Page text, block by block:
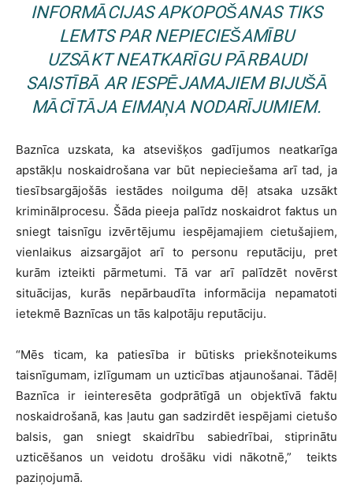
INFORMĀCIJAS APKOPOŠANAS TIKS
LEMTS PAR NEPIECIEŠAMĪBU
UZSĀKT NEATKARĪGU PĀRBAUDI
SAISTĪBĀ AR IESPĒJAMAJIEM BIJUŠĀ
MĀCĪTĀJA EIMAŅA NODARĪJUMIEM.
Baznīca uzskata, ka atsevišķos gadījumos neatkarīga
apstākļu noskaidrošana var būt nepieciešama arī tad, ja
tiesībsargājošās iestādes noilguma dēļ atsaka uzsākt
kriminālprocesu. Šāda pieeja palīdz noskaidrot faktus un
sniegt taisnīgu izvērtējumu iespējamajiem cietušajiem,
vienlaikus aizsargājot arī to personu reputāciju, pret
kurām izteikti pārmetumi. Tā var arī palīdzēt novērst
situācijas, kurās nepārbaudīta informācija nepamatoti
ietekmē Baznīcas un tās kalpotāju reputāciju.
“Mēs ticam, ka patiesība ir būtisks priekšnoteikums
taisnīgumam, izlīgumam un uzticības atjaunošanai. Tādēļ
Baznīca ir ieinteresēta godprātīgā un objektīvā faktu
noskaidrošanā, kas ļautu gan sadzirdēt iespējami cietušo
balsis, gan sniegt skaidrību sabiedrībai, stiprinātu
uzticēšanos un veidotu drošāku vidi nākotnē,” teikts
paziņojumā.